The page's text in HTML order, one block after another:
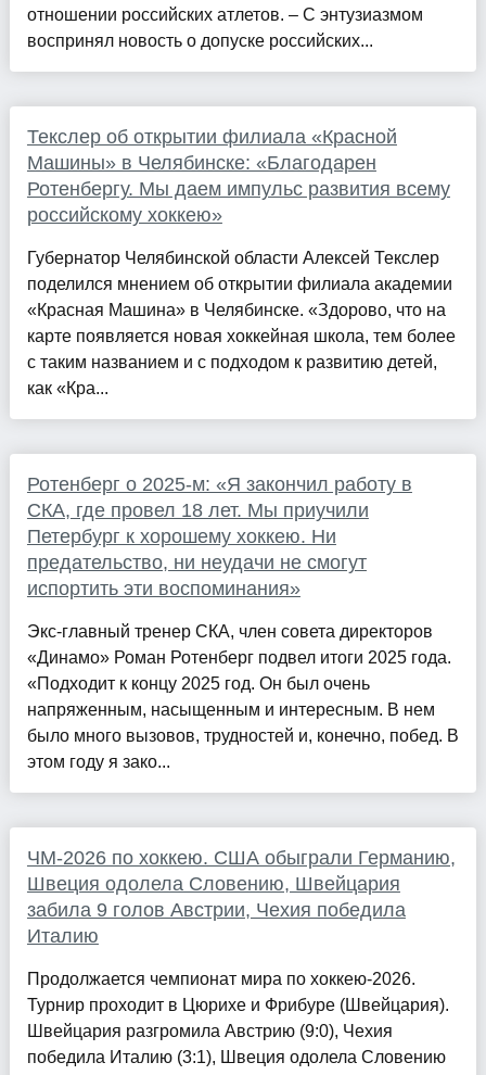
отношении российских атлетов. – С энтузиазмом
воспринял новость о допуске российских...
Текслер об открытии филиала «Красной
Машины» в Челябинске: «Благодарен
Ротенбергу. Мы даем импульс развития всему
российскому хоккею»
Губернатор Челябинской области Алексей Текслер
поделился мнением об открытии филиала академии
«Красная Машина» в Челябинске. «Здорово, что на
карте появляется новая хоккейная школа, тем более
с таким названием и с подходом к развитию детей,
как «Кра...
Ротенберг о 2025-м: «Я закончил работу в
СКА, где провел 18 лет. Мы приучили
Петербург к хорошему хоккею. Ни
предательство, ни неудачи не смогут
испортить эти воспоминания»
Экс-главный тренер СКА, член совета директоров
«Динамо» Роман Ротенберг подвел итоги 2025 года.
«Подходит к концу 2025 год. Он был очень
напряженным, насыщенным и интересным. В нем
было много вызовов, трудностей и, конечно, побед. В
этом году я зако...
ЧМ-2026 по хоккею. США обыграли Германию,
Швеция одолела Словению, Швейцария
забила 9 голов Австрии, Чехия победила
Италию
Продолжается чемпионат мира по хоккею-2026.
Турнир проходит в Цюрихе и Фрибуре (Швейцария).
Швейцария разгромила Австрию (9:0), Чехия
победила Италию (3:1), Швеция одолела Словению